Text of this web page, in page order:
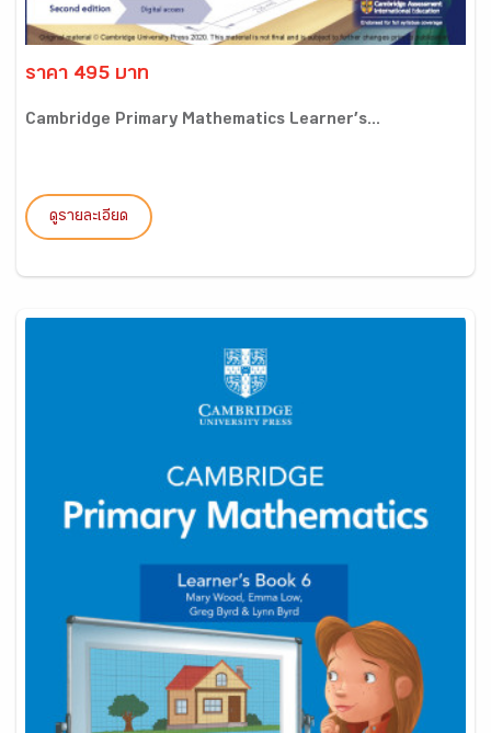
ราคา 495 บาท
Cambridge Primary Mathematics Learner’s...
ดูรายละเอียด